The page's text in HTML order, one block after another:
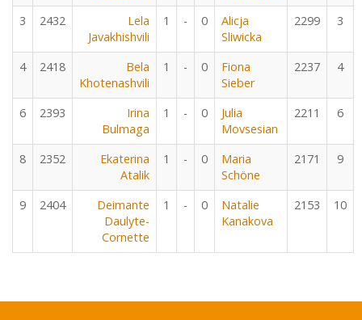
3 2432
Lela
Javakhishvili
1 - 0
Alicja
Sliwicka
2299 3
4 2418
Bela
Khotenashvili
1 - 0
Fiona
Sieber
2237 4
6 2393
Irina
Bulmaga
1 - 0
Julia
Movsesian
2211 6
8 2352
Ekaterina
Atalik
1 - 0
Maria
Schöne
2171 9
9 2404
Deimante
Daulyte-
Cornette
1 - 0
Natalie
Kanakova
2153 10